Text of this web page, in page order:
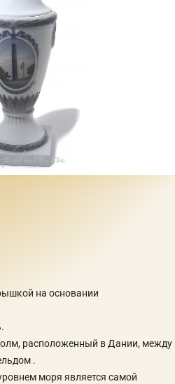
на основании
расположенный в Дании, между
.
моря является самой